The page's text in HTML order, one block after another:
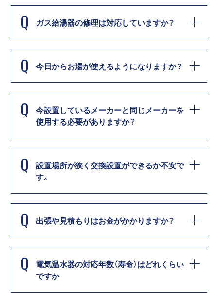
Q ガス給湯器の修理は対応していますか？
Q 今日からお湯が使えるようになりますか？
Q
今設置しているメーカーと同じメーカーを
使用する必要がありますか？
Q
設置場所が狭く交換設置ができるか不安で
す。
Q 出張や見積もりはお金がかかりますか？
Q
電気温水器の対応年数（寿命）はどれくらい
ですか